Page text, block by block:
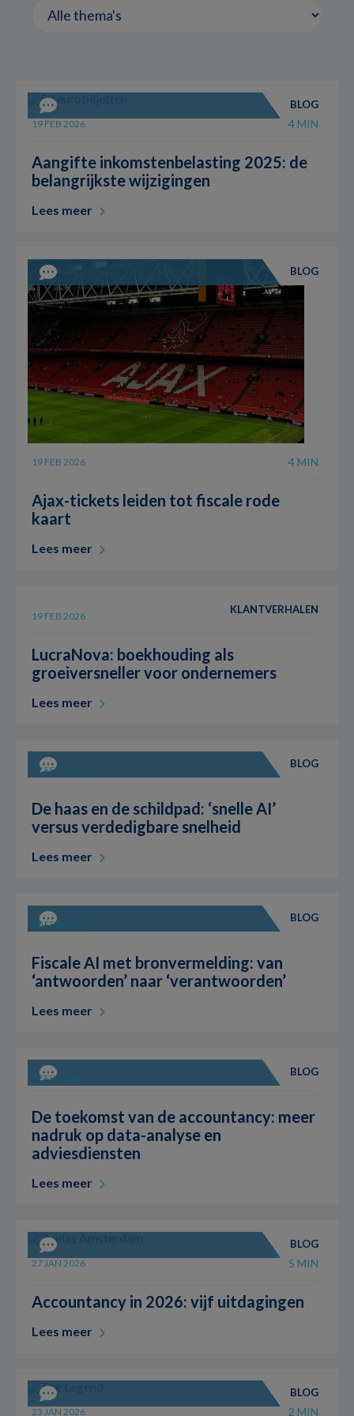
BLOG
19 FEB 2026 4 MIN
Aangifte inkomstenbelasting 2025: de
belangrijkste wijzigingen
Lees meer
BLOG
19 FEB 2026 4 MIN
Ajax-tickets leiden tot fiscale rode
kaart
Lees meer
KLANTVERHALEN
19 FEB 2026 3 MIN
LucraNova: boekhouding als
groeiversneller voor ondernemers
Lees meer
BLOG
17 FEB 2026 3 MIN
De haas en de schildpad: ‘snelle AI’
versus verdedigbare snelheid
Lees meer
BLOG
10 FEB 2026 3 MIN
Fiscale AI met bronvermelding: van
‘antwoorden’ naar ‘verantwoorden’
Lees meer
BLOG
9 FEB 2026 5 MIN
De toekomst van de accountancy: meer
nadruk op data-analyse en
adviesdiensten
Lees meer
BLOG
27 JAN 2026 5 MIN
Accountancy in 2026: vijf uitdagingen
Lees meer
BLOG
23 JAN 2026 2 MIN